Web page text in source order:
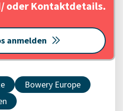
oder Kontaktdetails.
anmelden
Bowery Europe